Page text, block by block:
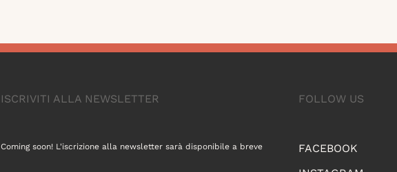
FOLLOW US
FACEBOOK
ISCRIVITI ALLA NEWSLETTER
Coming soon! L'iscrizione alla newsletter sarà disponibile a breve